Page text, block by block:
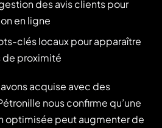
des avis clients pour
en ligne
clés locaux pour apparaître
de proximité
acquise avec des
nous confirme qu’une
optimisée peut augmenter de